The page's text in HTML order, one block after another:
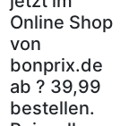
Online Shop
von
bonprix.de
ab ? 39,99
bestellen.